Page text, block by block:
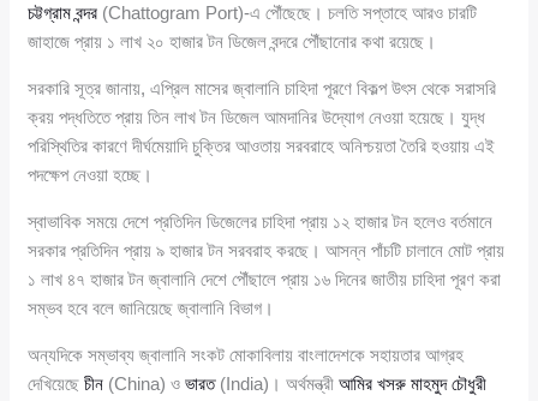
চট্টগ্রাম বন্দর (Chattogram Port)-এ পৌঁছেছে। চলতি সপ্তাহে আরও চারটি
জাহাজে প্রায় ১ লাখ ২০ হাজার টন ডিজেল বন্দরে পৌঁছানোর কথা রয়েছে।
সরকারি সূত্র জানায়, এপ্রিল মাসের জ্বালানি চাহিদা পূরণে বিকল্প উৎস থেকে সরাসরি
ক্রয় পদ্ধতিতে প্রায় তিন লাখ টন ডিজেল আমদানির উদ্যোগ নেওয়া হয়েছে। যুদ্ধ
পরিস্থিতির কারণে দীর্ঘমেয়াদি চুক্তির আওতায় সরবরাহে অনিশ্চয়তা তৈরি হওয়ায় এই
পদক্ষেপ নেওয়া হচ্ছে।
স্বাভাবিক সময়ে দেশে প্রতিদিন ডিজেলের চাহিদা প্রায় ১২ হাজার টন হলেও বর্তমানে
সরকার প্রতিদিন প্রায় ৯ হাজার টন সরবরাহ করছে। আসন্ন পাঁচটি চালানে মোট প্রায়
১ লাখ ৪৭ হাজার টন জ্বালানি দেশে পৌঁছালে প্রায় ১৬ দিনের জাতীয় চাহিদা পূরণ করা
সম্ভব হবে বলে জানিয়েছে জ্বালানি বিভাগ।
অন্যদিকে সম্ভাব্য জ্বালানি সংকট মোকাবিলায় বাংলাদেশকে সহায়তার আগ্রহ
দেখিয়েছেচীন (China) ওভারত(India)। অর্থমন্ত্রীআমির খসরু মাহমুদ চৌধুরী